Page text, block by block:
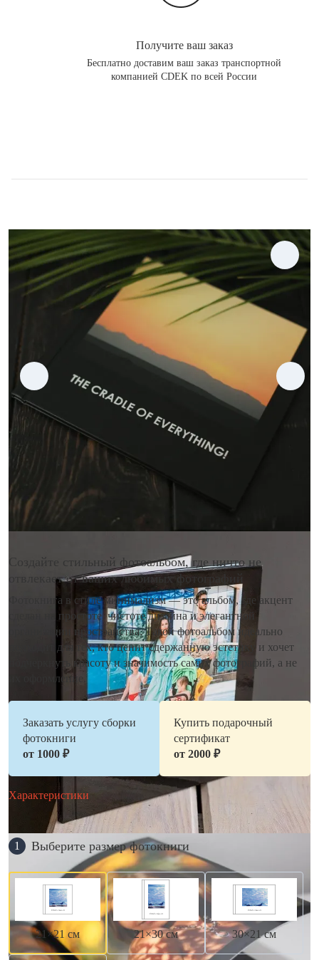
Получите ваш заказ
Бесплатно доставим ваш заказ транспортной
компанией CDEK по всей России
Создайте стильный фотоальбом, где ничто не
отвлекает от ваших любимых фотографий
Фотокнига в стиле минимализм — это альбом, где акцент
сделан на простоте, чистоте дизайна и элегантной
организации пространства. Такой фотоальбом идеально
подходит для тех, кто ценит сдержанную эстетику и хочет
подчеркнуть красоту и значимость самих фотографий, а не
их оформление.
Заказать услугу сборки
фотокниги
от 1000 ₽
Купить подарочный
сертификат
от 2000 ₽
Характеристики
1 Выберите размер фотокниги
21×21 см 21×30 см 30×21 см